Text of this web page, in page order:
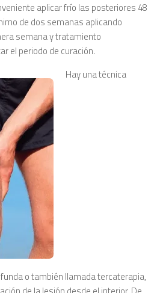
aplicar frío las posteriores 48
de dos semanas aplicando
semana y tratamiento
el periodo de curación.
Hay una técnica
o también llamada tercaterapia,